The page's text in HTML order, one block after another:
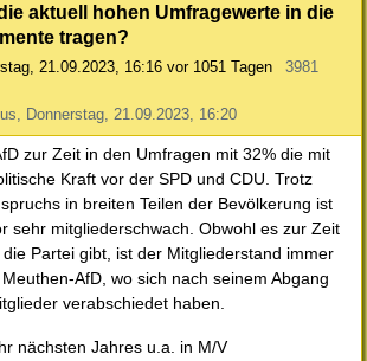
aktuell hohen Umfragewerte in die
tragen?
21.09.2023, 16:16 vor 1051 Tagen
3981
Donnerstag, 21.09.2023, 16:20
zur Zeit in den Umfragen mit 32% die mit
Kraft vor der SPD und CDU. Trotz
in breiten Teilen der Bevölkerung ist
sehr mitgliederschwach. Obwohl es zur Zeit
Partei gibt, ist der Mitgliederstand immer
AfD, wo sich nach seinem Abgang
verabschiedet haben.
nächsten Jahres u.a. in M/V